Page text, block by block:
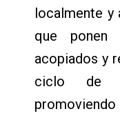
localmente y
que ponen
acopiados y
ciclo de